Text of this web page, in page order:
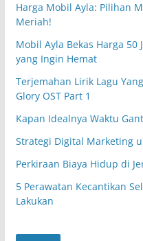
Harga Mobil Ayla: Pilihan
Meriah!
Mobil Ayla Bekas Harga
yang Ingin Hemat
Terjemahan Lirik Lagu
Glory OST Part 1
Kapan Idealnya Waktu
Strategi Digital Marketing
Perkiraan Biaya Hidup di
5 Perawatan Kecantikan
Lakukan